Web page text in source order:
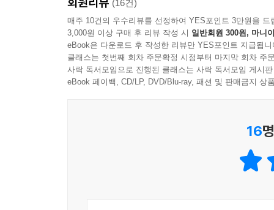
(16건)
매주 10건의 우수리뷰를 선정하여 YES포인트 3만원을 드
3,000원 이상 구매 후 리뷰 작성 시 일반회원 300원, 마니
eBook은 다운로드 후 작성한 리뷰만 YES포인트 지급됩니
클래스는 첫번째 회차 주문확정 시점부터 마지막 회차 주
사락 독서모임으로 진행된 클래스는 사락 독서모임 게시
eBook 페이백, CD/LP, DVD/Blu-ray, 패션 및 판매금지 상
16